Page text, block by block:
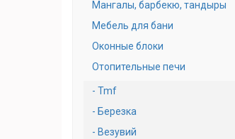
Мангалы, барбекю, тандыры
Мебель для бани
Оконные блоки
Отопительные печи
Tmf
Березка
Везувий